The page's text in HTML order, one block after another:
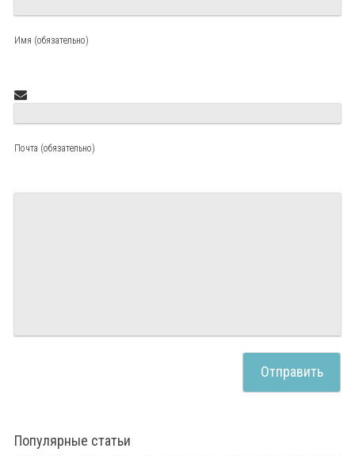
Имя (обязательно)
Почта (обязательно)
Популярные статьи